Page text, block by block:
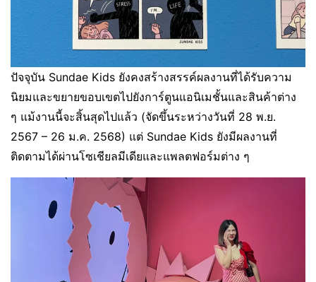
ปัจจุบัน Sundae Kids ยังคงสร้างสรรค์ผลงานที่ได้รับความ
นิยมและขยายขอบเขตไปยังการ์ตูนแอนิเมชั้นและสินค้าต่าง
ๆ แม้งานนี้จะสิ้นสุดไปแล้ว (จัดขึ้นระหว่างวันที่ 28 พ.ย.
2567 – 26 ม.ค. 2568) แต่ Sundae Kids ยังมีผลงานที่
ติดตามได้ผ่านโซเชียลมีเดียและแพลตฟอร์มต่าง ๆ